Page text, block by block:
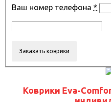
Ваш номер телефона *
Коврики Eva-